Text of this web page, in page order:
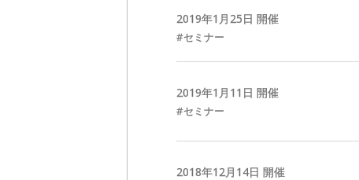
2019年1 月25日 開催
セミナー
2019年1 月 11 日 開催
セミナー
2018年12月 14日 開催